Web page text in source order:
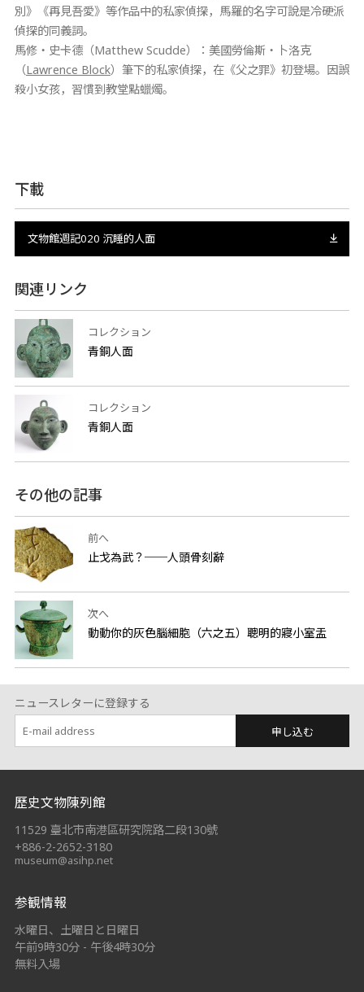
別》《再見吾愛》等作品中的私家偵探，馬羅的名字可說是冷硬派
偵探的同義詞。
馬修‧史卡德（Matthew Scudde）：美國勞倫斯‧卜洛克
（Lawrence Block）筆下的私家偵探，在《父之罪》初登場。因誤
殺小女孩，習慣到教堂點蠟燭。
下載
文物館週記020 沉睡的人面
関連リンク
コレクション
青銅人面
コレクション
青銅人面
その他の記事
前へ
止戈為武？──人頭骨刻辭
次へ
動動你的灰色腦細胞（六之五）聰明的寢小室盂
ニュースレターに登録する
申し込む
:::
歷史文物陳列館
11529 臺北市南港區研究院路二段130號
+886-2-2652-3180
museum@asihp.net
参観情報
水曜日、土曜日と日曜日
午前9時30分 - 午後4時30分
無料入場